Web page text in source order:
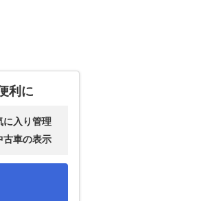
利に
に入り管理
古車の表示